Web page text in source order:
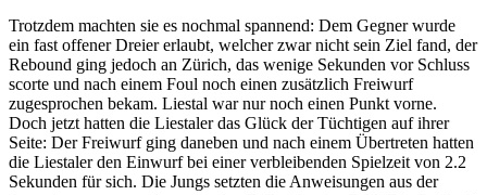
Trotzdem machten sie es nochmal spannend: Dem Gegner wurde
ein fast offener Dreier erlaubt, welcher zwar nicht sein Ziel fand, der
Rebound ging jedoch an Zürich, das wenige Sekunden vor Schluss
scorte und nach einem Foul noch einen zusätzlich Freiwurf
zugesprochen bekam. Liestal war nur noch einen Punkt vorne.
Doch jetzt hatten die Liestaler das Glück der Tüchtigen auf ihrer
Seite: Der Freiwurf ging daneben und nach einem Übertreten hatten
die Liestaler den Einwurf bei einer verbleibenden Spielzeit von 2.2
Sekunden für sich. Die Jungs setzten die Anweisungen aus der